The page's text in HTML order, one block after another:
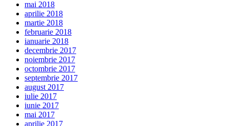
mai 2018
aprilie 2018
martie 2018
februarie 2018
ianuarie 2018
decembrie 2017
noiembrie 2017
octombrie 2017
septembrie 2017
august 2017
iulie 2017
iunie 2017
mai 2017
aprilie 2017